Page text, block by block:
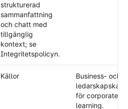
strukturerad
sammanfattning
och chatt med
tillgänglig
kontext; se
Integritetspolicyn.
Källor
Business- och
för corporate
learning.